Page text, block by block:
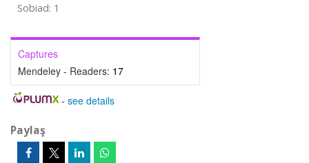
Sobiad: 1
Captures
Mendeley - Readers: 17
- see details
Paylaş